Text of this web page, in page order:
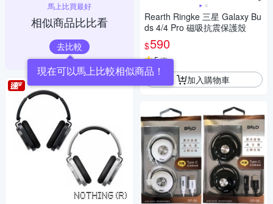
馬上比買最好
相似商品比比看
去比較
Rearth Ringke 三星 Galaxy Bu
ds 4/4 Pro 磁吸抗震保護殼
$590
5(2)
加入購物車